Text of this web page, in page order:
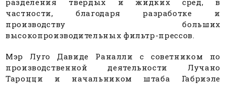
частности, благодаря разработке и
производству больших
высокопроизводительных фильтр-прессов.
Мэр Луго Давиде Раналли с советником по
производственной деятельности Лучано
Тароцци и начальником штаба Габриэле